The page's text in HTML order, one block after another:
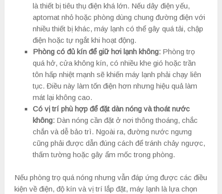
là thiết bị tiêu thụ điện khá lớn. Nếu dây điện yếu,
aptomat nhỏ hoặc phòng dùng chung đường điện với
nhiều thiết bị khác, máy lạnh có thể gây quá tải, chập
điện hoặc tự ngắt khi hoạt động.
Phòng có đủ kín để giữ hơi lạnh không: Phòng trọ
quá hở, cửa không kín, có nhiều khe gió hoặc trần
tôn hấp nhiệt mạnh sẽ khiến máy lạnh phải chạy liên
tục. Điều này làm tốn điện hơn nhưng hiệu quả làm
mát lại không cao.
Có vị trí phù hợp để đặt dàn nóng và thoát nước
không: Dàn nóng cần đặt ở nơi thông thoáng, chắc
chắn và dễ bảo trì. Ngoài ra, đường nước ngưng
cũng phải được dẫn đúng cách để tránh chảy ngược,
thấm tường hoặc gây ẩm mốc trong phòng.
Nếu phòng trọ quá nóng nhưng vẫn đáp ứng được các điều
kiện về điện, độ kín và vị trí lắp đặt, máy lạnh là lựa chọn